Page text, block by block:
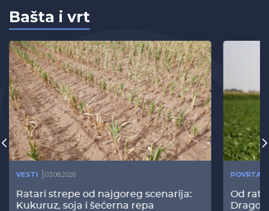
Bašta i vrt
VESTI 03.08.2026
Ratari strepe od najgoreg scenarija:
Kukuruz, soja i šećerna repa
Od